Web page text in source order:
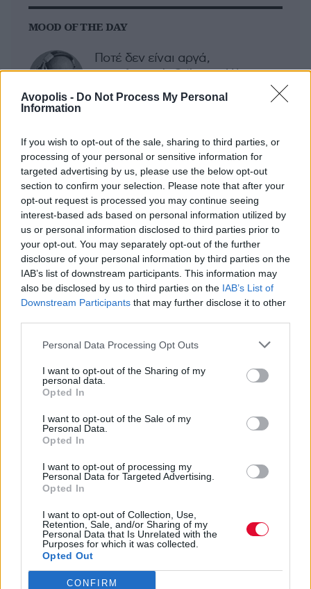
Avopolis - Do Not Process My Personal
Information
If you wish to opt-out of the sale, sharing to third parties, or
processing of your personal or sensitive information for
targeted advertising by us, please use the below opt-out
section to confirm your selection. Please note that after your
opt-out request is processed you may continue seeing
interest-based ads based on personal information utilized by
us or personal information disclosed to third parties prior to
your opt-out. You may separately opt-out of the further
disclosure of your personal information by third parties on the
IAB’s list of downstream participants. This information may
also be disclosed by us to third parties on the IAB’s List of
Downstream Participants that may further disclose it to other
Personal Data Processing Opt Outs
I want to opt-out of the Sharing of my
personal data.
Opted In
I want to opt-out of the Sale of my
Personal Data.
Opted In
I want to opt-out of processing my
Personal Data for Targeted Advertising.
Opted In
I want to opt-out of Collection, Use,
Retention, Sale, and/or Sharing of my
Personal Data that Is Unrelated with the
Purposes for which it was collected.
Opted Out
CONFIRM
MOOD OF THE DAY
Ποτέ δεν είναι αργά,
κυριολεκτικά. Ο Άντονι Χόπκινς
στα 88 αρνείται να το βάλει κάτω
και κυκλοφορεί το 1ο του
Life Is A Dream. Φυσικά και είναι Άντονι...
Μάκης Μηλάτος